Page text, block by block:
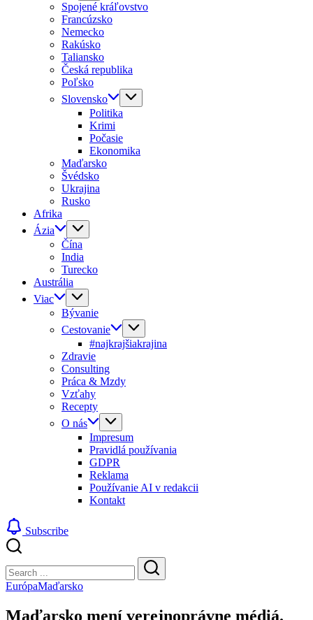
Spojené kráľovstvo
Francúzsko
Nemecko
Rakúsko
Taliansko
Česká republika
Poľsko
Slovensko
Politika
Krimi
Počasie
Ekonomika
Maďarsko
Švédsko
Ukrajina
Rusko
Afrika
Ázia
Čína
India
Turecko
Austrália
Viac
Bývanie
Cestovanie
#najkrajšiakrajina
Zdravie
Consulting
Práca & Mzdy
Vzťahy
Recepty
O nás
Impresum
Pravidlá používania
GDPR
Reklama
Používanie AI v redakcii
Kontakt
Subscribe
Search
Search
EurópaMaďarsko
Maďarsko mení verejnoprávne médiá.